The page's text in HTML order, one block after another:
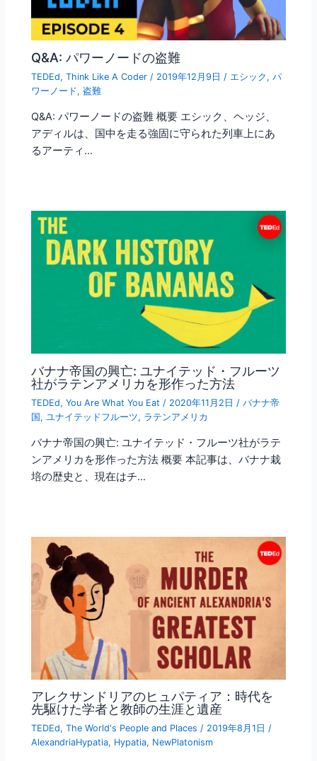
Q&A: パワーノードの盗難
TEDEd,Think Like A Coder / 2019年12月9日 / エシック ,パ
ワーノード,盗難
Q&A: パワーノードの盗難 概要 エシック、ヘッジ、
アディルは、国中を走る強固に守られた列車上にあ
るアーティ…
バナナ帝国の興亡: ユナイテッド・フルーツ
社がラテンアメリカを形作った方法
TEDEd,You Are What You Eat / 2020年11月2日 /バナナ帝
国, ユナイテッドフルーツ, ラテンアメリカ
バナナ帝国の興亡: ユナイテッド・フルーツ社がラテ
ンアメリカを形作った方法 概要 本記事は、バナナ栽
培の歴史と、現在はチ…
アレクサンドリアのヒュパティア：時代を
先駆けた学者と教師の生涯と遺産
TEDEd,The World's People and Places / 2019年8月1日/
AlexandriaHypatia, Hypatia, NewPlatonism